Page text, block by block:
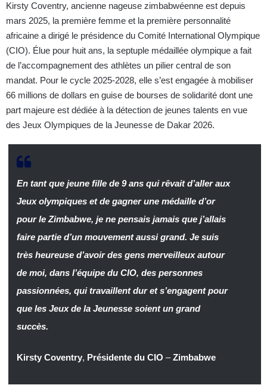
Kirsty Coventry, ancienne nageuse zimbabwéenne est depuis
mars 2025, la première femme et la première personnalité
africaine a dirigé le présidence du Comité International Olympique
(CIO). Élue pour huit ans, la septuple médaillée olympique a fait
de l’accompagnement des athlètes un pilier central de son
mandat. Pour le cycle 2025-2028, elle s’est engagée à mobiliser
66 millions de dollars en guise de bourses de solidarité dont une
part majeure est dédiée à la détection de jeunes talents en vue
des Jeux Olympiques de la Jeunesse de Dakar 2026.
En tant que jeune fille de 9 ans qui rêvait d’aller aux
Jeux olympiques et de gagner une médaille d’or
pour le Zimbabwe, je ne pensais jamais que j’allais
faire partie d’un mouvement aussi grand. Je suis
très heureuse d’avoir des gens merveilleux autour
de moi, dans l’équipe du CIO, des personnes
passionnées, qui travaillent dur et s’engagent pour
que les Jeux de la Jeunesse soient un grand
succès.
Kirsty Coventry, Présidente du CIO –Zimbabwe